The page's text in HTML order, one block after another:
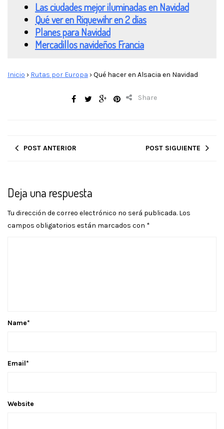
Las ciudades mejor iluminadas en Navidad
Qué ver en Riquewihr en 2 días
Planes para Navidad
Mercadillos navideños Francia
Inicio › Rutas por Europa ›Qué hacer en Alsacia en Navidad
Share
POST ANTERIOR POST SIGUIENTE
Deja una respuesta
Tu dirección de correo electrónico no será publicada. Los
campos obligatorios están marcados con *
Name*
Email*
Website